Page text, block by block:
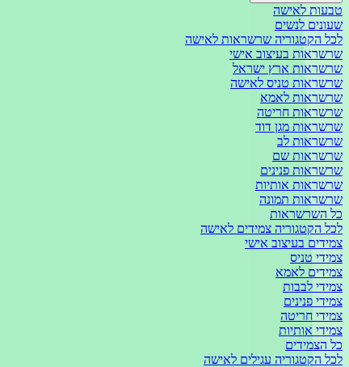
טבעות לאישה
שעונים לנשים
לכל הקטגוריה שרשראות לאישה
שרשראות בעיצוב אישי
שרשראות ארץ ישראל
שרשראות טניס לאישה
שרשראות לאמא
שרשראות חריטה
שרשראות מגן דוד
שרשראות לב
שרשראות שם
שרשראות פנינים
שרשראות אותיות
שרשראות תמונה
כל השרשראות
לכל הקטגוריה צמידים לאישה
צמידים בעיצוב אישי
צמידי טניס
צמידים לאמא
צמידי לבבות
צמידי פנינים
צמידי חריטה
צמידי אותיות
כל הצמידים
לכל הקטגוריה עגילים לאישה